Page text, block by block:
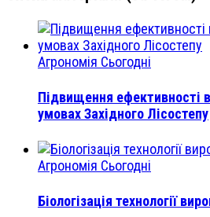
Агрономія Сьогодні
Підвищення ефективності
умовах Західного Лісостепу
Агрономія Сьогодні
Біологізація технології